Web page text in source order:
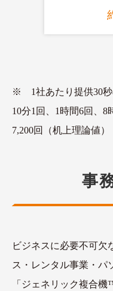
※ 1社あたり提供30秒
10分1回、1時間6回、8
7,200回（机上理論値）
事
ビジネスに必要不可欠
ス・レンタル事業・パ
「ジェネリック複合